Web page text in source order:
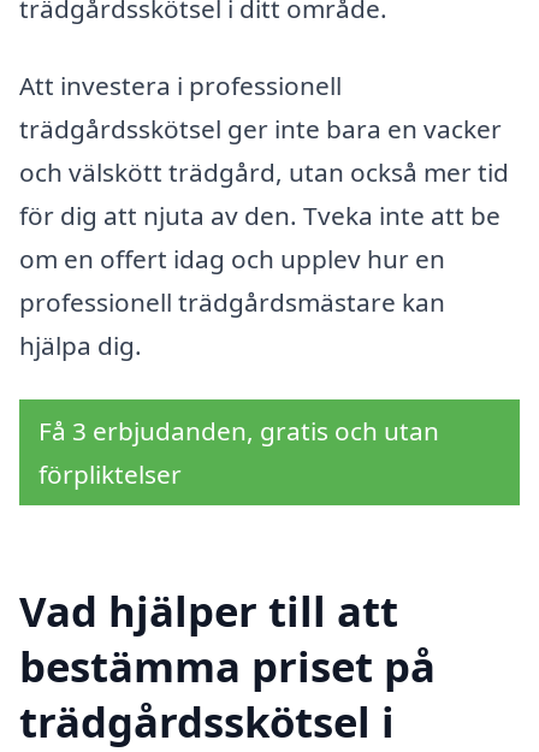
trädgårdsskötsel i ditt område.
Att investera i professionell
trädgårdsskötsel ger inte bara en vacker
och välskött trädgård, utan också mer tid
för dig att njuta av den. Tveka inte att be
om en offert idag och upplev hur en
professionell trädgårdsmästare kan
hjälpa dig.
Få 3 erbjudanden, gratis och utan
förpliktelser
Vad hjälper till att
bestämma priset på
trädgårdsskötsel i